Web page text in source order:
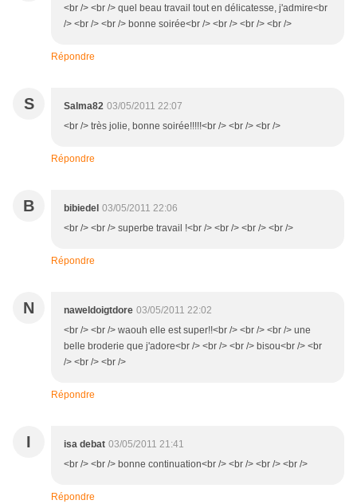
<br /> <br /> quel beau travail tout en délicatesse, j'admire<br
/> <br /> <br /> bonne soirée<br /> <br /> <br /> <br />
Répondre
S Salma82 03/05/2011 22:07
<br /> très jolie, bonne soirée!!!!!<br /> <br /> <br />
Répondre
B bibiedel 03/05/2011 22:06
<br /> <br /> superbe travail !<br /> <br /> <br /> <br />
Répondre
N naweldoigtdore 03/05/2011 22:02
<br /> <br /> waouh elle est super!!<br /> <br /> <br /> une
belle broderie que j'adore<br /> <br /> <br /> bisou<br /> <br
/> <br /> <br />
Répondre
I isa debat 03/05/2011 21:41
<br /> <br /> bonne continuation<br /> <br /> <br /> <br />
Répondre